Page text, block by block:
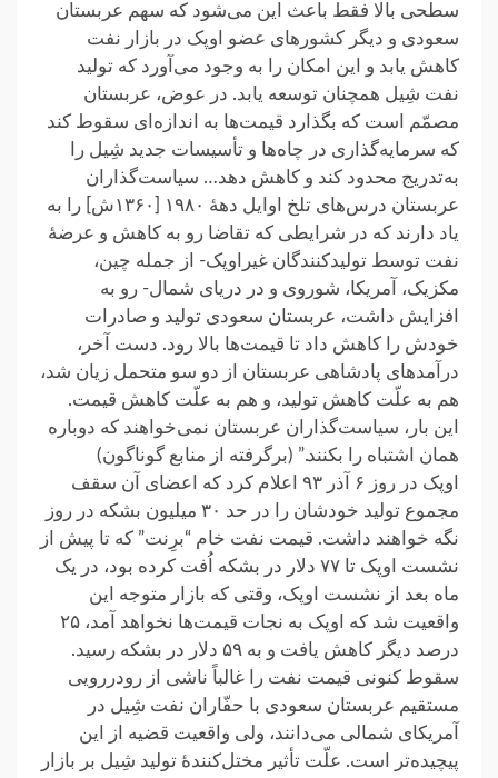
سطحی بالا فقط باعث این می‌شود که سهم عربستان
سعودی و دیگر کشورهای عضو اوپک در بازار نفت
کاهش یابد و این امکان را به وجود می‌آورد که تولید
نفت شِیل همچنان توسعه یابد. در عوض، عربستان
مصمّم است که بگذارد قیمت‌ها به اندازه‌ای سقوط کند
که سرمایه‌گذاری در چاه‌ها و تأسیسات جدید شِیل را
به‌تدریج محدود کند و کاهش دهد… سیاست‌گذاران
عربستان درس‌های تلخ اوایل دههٔ ۱۹۸۰ [۱۳۶۰ش] را به
یاد دارند که در شرایطی که تقاضا رو به کاهش و عرضهٔ
نفت توسط تولیدکنندگان غیراوپک- از جمله چین،
مکزیک، آمریکا، شوروی و در دریای شمال- رو به
افزایش داشت، عربستان سعودی تولید و صادرات
خودش را کاهش داد تا قیمت‌ها بالا رود. دست آخر،
درآمدهای پادشاهی عربستان از دو سو متحمل زیان شد،
هم به علّت کاهش تولید، و هم به علّت کاهش قیمت.
این بار، سیاست‌گذاران عربستان نمی‌خواهند که دوباره
همان اشتباه را بکنند.” (برگرفته از منابع گوناگون)
اوپک در روز ۶ آذر ۹۳ اعلام کرد که اعضای آن سقف
مجموع تولید خودشان را در حد ۳۰ میلیون بشکه در روز
نگه خواهند داشت. قیمت نفت خام “برِنت” که تا پیش از
نشست اوپک تا ۷۷ دلار در بشکه اُفت کرده بود، در یک
ماه بعد از نشست اوپک، وقتی که بازار متوجه این
واقعیت شد که اوپک به نجات قیمت‌ها نخواهد آمد، ۲۵
درصد دیگر کاهش یافت و به ۵۹ دلار در بشکه رسید.
سقوط کنونی قیمت نفت را غالباً ناشی از رودررویی
مستقیم عربستان سعودی با حفّاران نفت شِیل در
آمریکای شمالی می‌دانند، ولی واقعیت قضیه از این
پیچیده‌تر است. علّت تأثیر مختل‌کنندهٔ تولید شِیل بر بازار